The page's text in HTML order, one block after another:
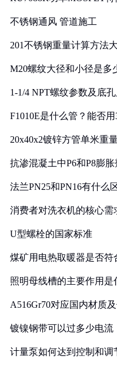
不锈钢通风 管道施工
201不锈钢重量计算方法
M20螺纹大径和小径是多
1-1/4 NPT螺纹参数及底
F1010E是什么管？能否用
20x40x2镀锌方管单米重
抗渗混凝土中P6和P8膨
法兰PN25和PN16有什么
消费者对洗衣机的核心需
U型螺栓的国家标准
煤矿用电热取暖器是否符
照明母线槽的主要作用是
A516Gr70对应国内材质
镀镍钢带可以过多少电流
计量泵如何达到控制和调